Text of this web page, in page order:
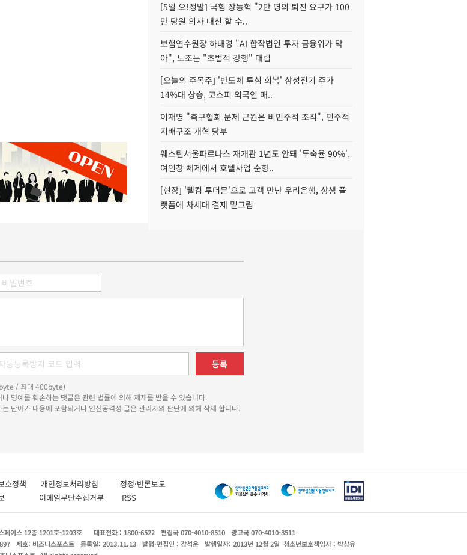
[5일 오!정말] 국힘 장동혁 "2만 명의 퇴진 요구가 100
만 당원 의사 대신 할 수..
보험연수원장 하태경 "AI 합작법인 투자 금융위가 막
아", 노조는 "초법적 강행" 대립
[오늘의 주목주] '반도체 투심 회복' 삼성전기 주가
14%대 상승, 코스피 외국인 매..
이재명 "축구협회 문제 근원은 비민주적 조직", 민주적
지배구조 개혁 당부
웨스틴서울파르나스 재개관 1년도 안돼 '투숙율 90%',
여인창 체제에서 호텔사업 순항..
[현장] '웰컴 투더문'으로 고객 만난 우리은행, 상생 플
랫폼에 차세대 결제 밑그림
등록
byte / 최대 400byte)
명예를 훼손하는 댓글은 관련 법률에 의해 제재를 받을 수 있습니다.
단어가 내용에 포함되거나 인신공격성 글은 관리자의 판단에 의해 삭제 합니다.
호정책 개인정보처리방침 정정·반론보도
보 이메일무단수집거부 RSS
페이스 12층 1201호-1203호 대표전화 : 1800-6522 편집국 070-4010-8510
광고국 070-4010-8511
제호: 비즈니스포스트 등록일: 2013.11.13 발행·편집인 : 강석운 발행일자: 2013년 12월 2일 청소년보호책임자 : 박상유